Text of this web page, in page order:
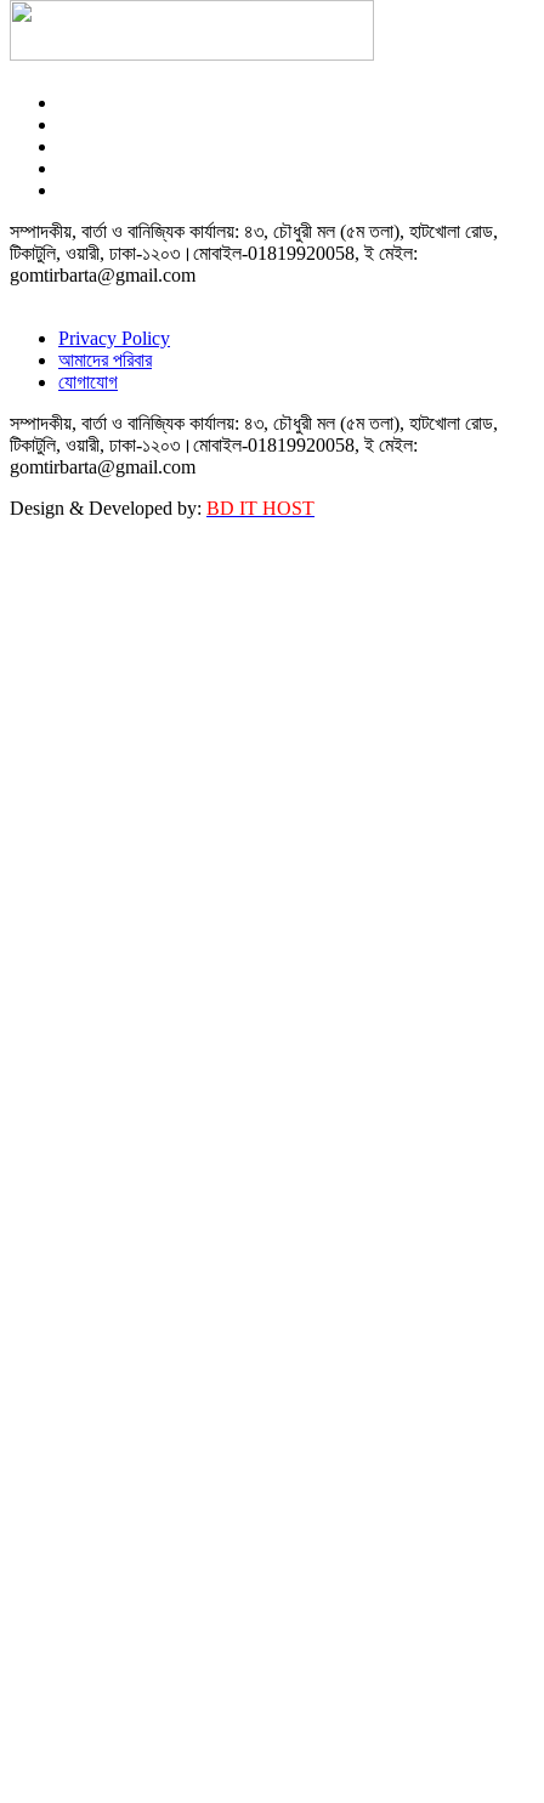
সম্পাদকীয়, বার্তা ও বানিজ্যিক কার্যালয়: ৪৩, চৌধুরী মল (৫ম তলা), হাটখোলা রোড,
টিকাটুলি, ওয়ারী, ঢাকা-১২০৩।মোবাইল-01819920058, ই মেইল:
gomtirbarta@gmail.com
Privacy Policy
আমাদের পরিবার
যোগাযোগ
সম্পাদকীয়, বার্তা ও বানিজ্যিক কার্যালয়: ৪৩, চৌধুরী মল (৫ম তলা), হাটখোলা রোড,
টিকাটুলি, ওয়ারী, ঢাকা-১২০৩।মোবাইল-01819920058, ই মেইল:
gomtirbarta@gmail.com
Design & Developed by: BD IT HOST